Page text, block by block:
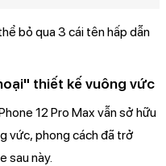
thiết kế vuông vức
12 Pro Max vẫn sở hữu
vức, phong cách đã trở
sau này.